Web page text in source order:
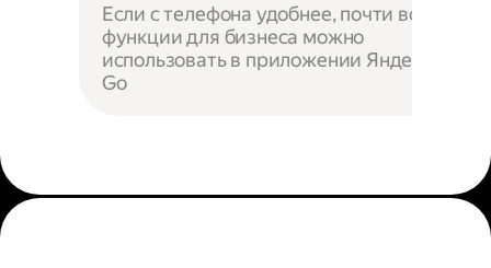
Если с телефона удобнее, почти все
функции для бизнеса можно
использовать в приложении Яндекс
Go